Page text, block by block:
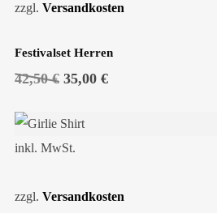
zzgl. Versandkosten
Festivalset Herren
42,50€ Ursprünglicher
war:
42,50 €
35,00 €Aktueller
inkl. MwSt.
zzgl. Versandkosten